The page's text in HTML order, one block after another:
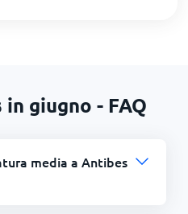
giugno - FAQ
media a Antibes